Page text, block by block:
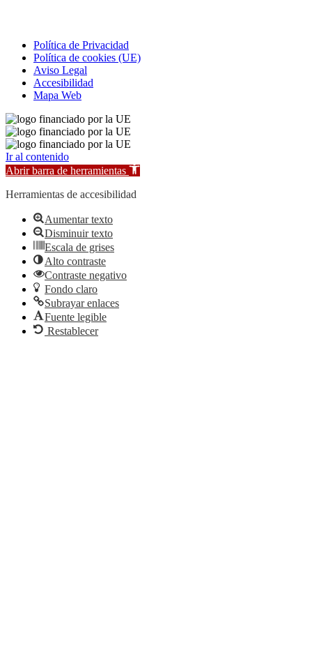
Política de Privacidad
Política de cookies (UE)
Aviso Legal
Accesibilidad
Mapa Web
Ir al contenido
Abrir barra de herramientas
Herramientas de accesibilidad
Aumentar texto
Disminuir texto
Escala de grises
Alto contraste
Contraste negativo
Fondo claro
Subrayar enlaces
Fuente legible
Restablecer